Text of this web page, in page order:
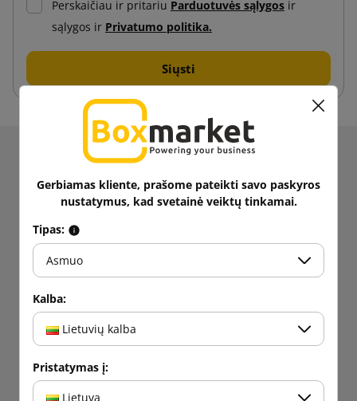
Perskaičiau ir pritariu Parduotuvės sąlygos ir
sąlygos ir Privatumo politika.
Gaukite informacijos apie naujienas ir akcijas.
Gaukite 5% nuolaidą pirmajam
pirkimui!
Gerbiamas kliente, prašome pateikti savo paskyros
nustatymus, kad svetainė veiktų tinkamai.
Tipas:
Asmuo
Kalba:
Lietuvių kalba
Pristatymas į:
Lietuva